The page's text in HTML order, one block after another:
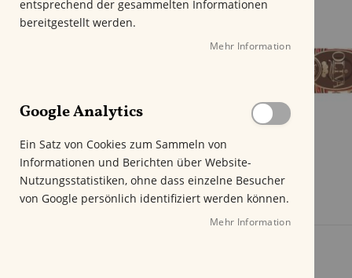
d
e
i
d
g
a
l
entsprechend der gesammelten Informationen
bereitgestellt werden.
Mehr Information
Google Analytics
Ein Satz von Cookies zum Sammeln von
Informationen und Berichten über Website-
Nutzungsstatistiken, ohne dass einzelne Besucher
von Google persönlich identifiziert werden können.
Mehr Information